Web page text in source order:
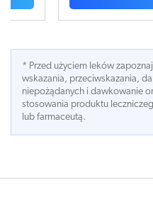
* Przed użyciem leków
wskazania, przeciwskazania,
niepożądanych i dawkowanie
stosowania produktu
lub farmaceutą.